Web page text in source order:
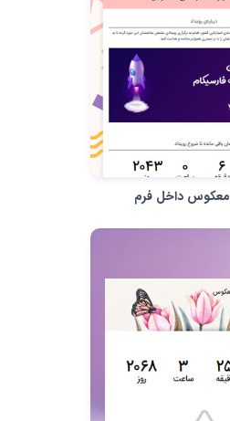
معکوس داخل فرم